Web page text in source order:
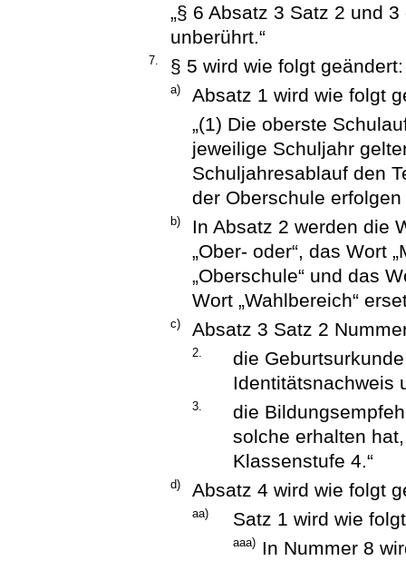
„§ 6 Absatz 3 Satz 2 und
unberührt.“
7. § 5 wird wie folgt geändert:
a)
Absatz 1 wird wie folgt
„(1) Die oberste
jeweilige Schuljahr
Schuljahresablauf den
der Oberschule erfolgen
b)
In Absatz 2 werden die
„Ober- oder“, das Wort
„Oberschule“ und das
Wort „Wahlbereich“
c) Absatz 3 Satz 2
2.
die
Identitätsnachweis
3.
die
solche erhalten
Klassenstufe 4.“
d) Absatz 4 wird wie folgt
aa) Satz 1 wird wie
aaa)
In Nummer 8